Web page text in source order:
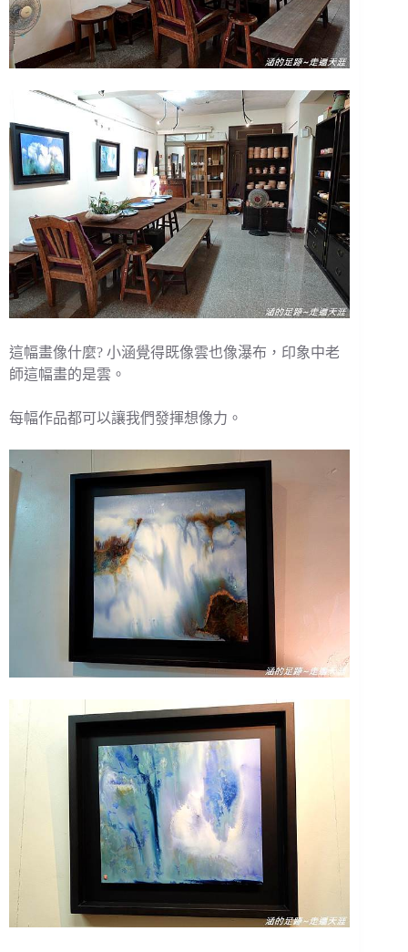
這幅畫像什麼? 小涵覺得既像雲也像瀑布，印象中老
師這幅畫的是雲。
每幅作品都可以讓我們發揮想像力。